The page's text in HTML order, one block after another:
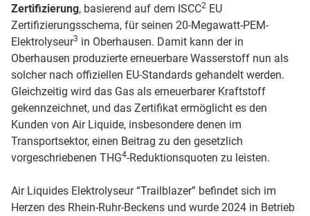
Zertifizierung, basierend auf dem ISCC2 EU
Zertifizierungsschema, für seinen 20-Megawatt-PEM-
Elektrolyseur3 in Oberhausen. Damit kann der in
Oberhausen produzierte erneuerbare Wasserstoff nun als
solcher nach offiziellen EU-Standards gehandelt werden.
Gleichzeitig wird das Gas als erneuerbarer Kraftstoff
gekennzeichnet, und das Zertifikat ermöglicht es den
Kunden von Air Liquide, insbesondere denen im
Transportsektor, einen Beitrag zu den gesetzlich
vorgeschriebenen THG4-Reduktionsquoten zu leisten.
Air Liquides Elektrolyseur “Trailblazer” befindet sich im
Herzen des Rhein-Ruhr-Beckens und wurde 2024 in Betrieb